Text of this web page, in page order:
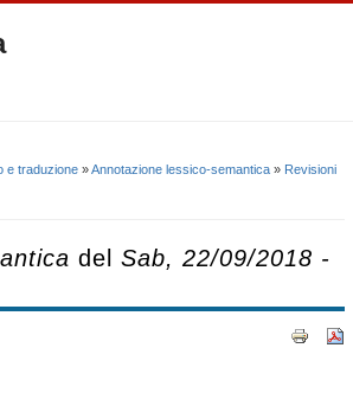
e traduzione »Annotazione lessico-semantica » Revisioni
del Sab, 22/09/2018 -